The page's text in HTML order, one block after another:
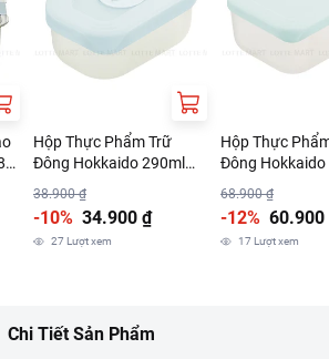
Hộp Thực Phẩm Trữ
Đông Hokkaido 290ml
38.900 ₫
-10% 34.900 ₫
27 Lượt xem
Hộp Thực
Đông Hokkaido
68.900 ₫
-12% 60.900
17 Lượt xem
Chi Tiết Sản Phẩm